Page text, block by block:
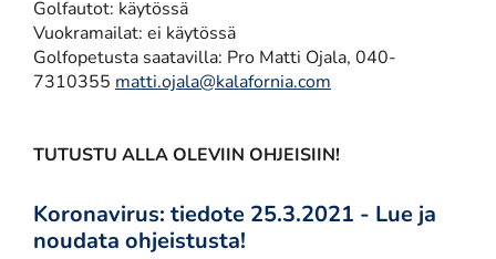
Golfautot: käytössä
Vuokramailat: ei käytössä
Golfopetusta saatavilla: Pro Matti Ojala, 040-
7310355 matti.ojala@kalafornia.com
TUTUSTU ALLA OLEVIIN OHJEISIIN!
Koronavirus: tiedote 25.3.2021 - Lue ja
noudata ohjeistusta!